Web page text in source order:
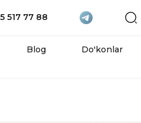
517 77 88
Blog Do'konlar